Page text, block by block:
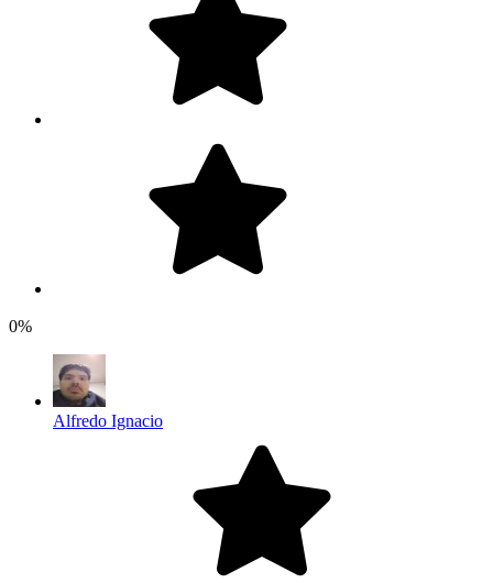
0%
Alfredo Ignacio